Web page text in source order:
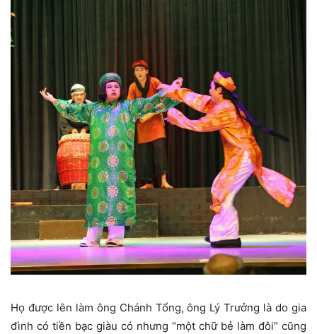
Họ được lên làm ông Chánh Tổng, ông Lý Trưởng là do gia
đình có tiền bạc giàu có nhưng “một chữ bẻ làm đôi” cũng